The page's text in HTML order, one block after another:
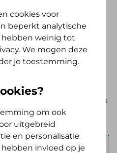
voldoet aan de
Lees de vereenvoudigde
de AV (Tand) Opstap of AV
de basisverzekering Zelf Bewust
Log in en bekijk je persoonlijke
Polis
cookies voor
beperkt analytische
hebben weinig tot
We mogen deze
je toestemming.
om ook
uitgebreid
en personalisatie
invloed op je